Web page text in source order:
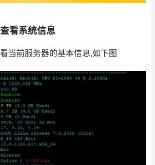
看系统信息
当前服务器的基本信息,如下图